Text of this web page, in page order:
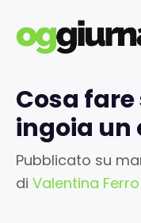
contenuto
Cosa
ingoia un
Pubblicato su
di Valentina Ferro